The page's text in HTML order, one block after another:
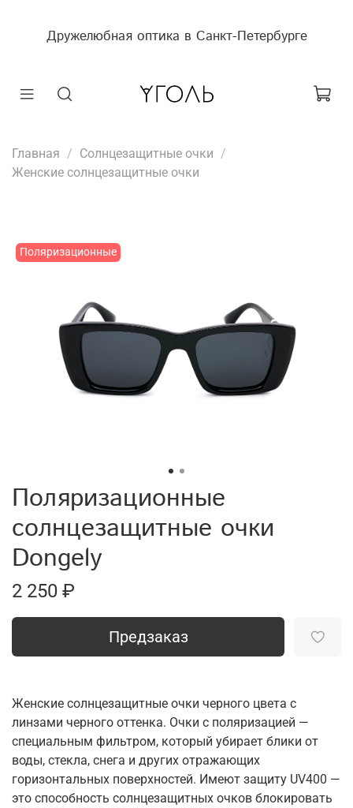
Дружелюбная оптика в Санкт-Петербурге
Главная
Солнцезащитные очки
Женские солнцезащитные очки
Поляризационные
Поляризационные
солнцезащитные очки
Dongely
2 250 ₽
Предзаказ
Женские солнцезащитные очки черного цвета с
линзами черного оттенка. Очки с поляризацией —
специальным фильтром, который убирает блики от
воды, стекла, снега и других отражающих
горизонтальных поверхностей. Имеют защиту UV400 —
это способность солнцезащитных очков блокировать